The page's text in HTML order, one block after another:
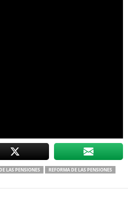
LAS PENSIONES
REFORMA DE LAS PENSIONES